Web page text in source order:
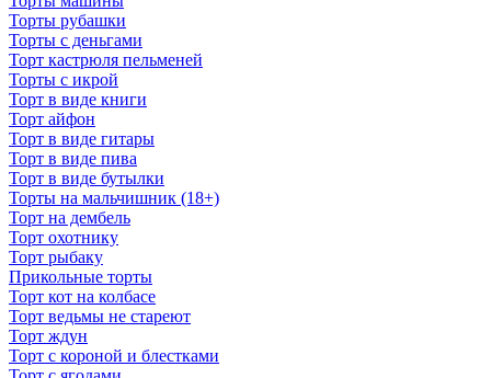
Торты рубашки
Торты с деньгами
Торт кастрюля пельменей
Торты с икрой
Торт в виде книги
Торт айфон
Торт в виде гитары
Торт в виде пива
Торт в виде бутылки
Торты на мальчишник (18+)
Торт на дембель
Торт охотнику
Торт рыбаку
Прикольные торты
Торт кот на колбасе
Торт ведьмы не стареют
Торт ждун
Торт с короной и блестками